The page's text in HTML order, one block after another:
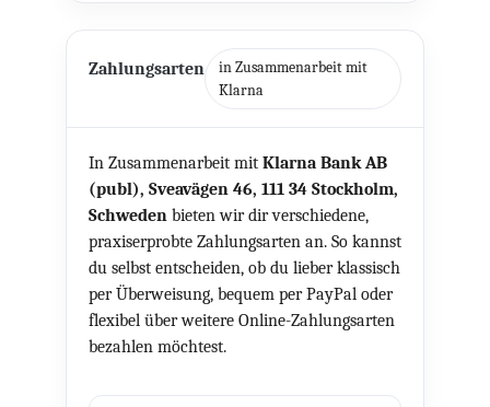
Zahlungsarten
in Zusammenarbeit mit
Klarna
In Zusammenarbeit mit Klarna Bank AB
(publ), Sveavägen 46, 111 34 Stockholm,
Schweden bieten wir dir verschiedene,
praxiserprobte Zahlungsarten an. So kannst
du selbst entscheiden, ob du lieber klassisch
per Überweisung, bequem per PayPal oder
flexibel über weitere Online-Zahlungsarten
bezahlen möchtest.